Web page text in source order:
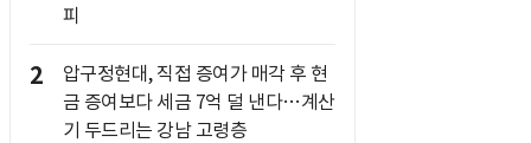
피
2
압구정현대, 직접 증여가 매각 후 현
금 증여보다 세금 7억 덜 낸다…계산
기 두드리는 강남 고령층